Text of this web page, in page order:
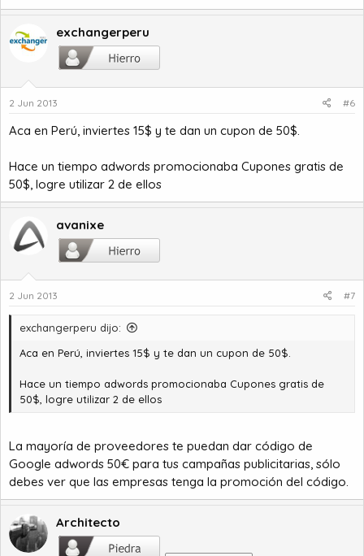
exchangerperu
2 Jun 2013 #6
Aca en Perú, inviertes 15$ y te dan un cupon de 50$.
Hace un tiempo adwords promocionaba Cupones gratis de
50$, logre utilizar 2 de ellos
avanixe
2 Jun 2013 #7
exchangerperu dijo:
Aca en Perú, inviertes 15$ y te dan un cupon de 50$.
Hace un tiempo adwords promocionaba Cupones gratis de
50$, logre utilizar 2 de ellos
La mayoría de proveedores te puedan dar código de
Google adwords 50€ para tus campañas publicitarias, sólo
debes ver que las empresas tenga la promoción del código.
Architecto